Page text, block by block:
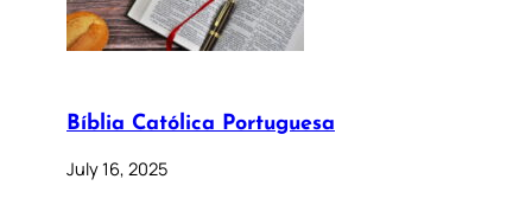
Bíblia Católica Portuguesa
July 16, 2025